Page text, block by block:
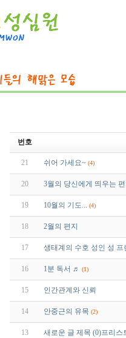
번호
21 쉬어 가세요~ (4)
20 3월의 당신에게 띄우는
19 10월의 기도... (4)
18 2월의 편지
17 생태계의 수호 성인 성 프
16 1분 독서 ♬ (1)
15 인간관계와 신뢰
14 안중근의 유목 (2)
13 새로운 글 제목 (0)프리